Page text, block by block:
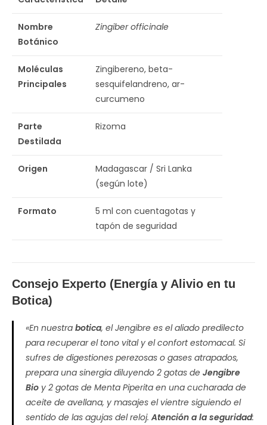
Nombre
Botánico
Zingiber officinale
Moléculas
Principales
Zingibereno, beta-
sesquifelandreno, ar-
curcumeno
Parte
Destilada
Rizoma
Origen
Madagascar / Sri Lanka
(según lote)
Formato
5 ml con cuentagotas y
tapón de seguridad
Consejo Experto (Energía y Alivio en tu
Botica)
«En nuestra botica, el Jengibre es el aliado predilecto
para recuperar el tono vital y el confort estomacal. Si
sufres de digestiones perezosas o gases atrapados,
prepara una sinergia diluyendo 2 gotas de Jengibre
Bio y 2 gotas de Menta Piperita en una cucharada de
aceite de avellana, y masajes el vientre siguiendo el
sentido de las agujas del reloj. Atención a la seguridad: